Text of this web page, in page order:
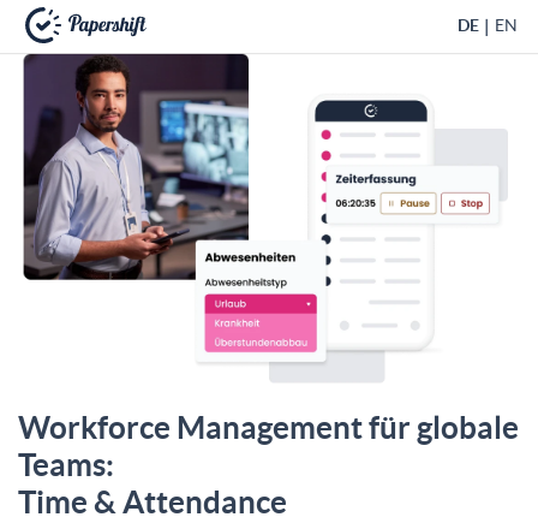
+49 721 50 95 79 69
DE EN
Workforce Management für globale
Teams:
Time & Attendance